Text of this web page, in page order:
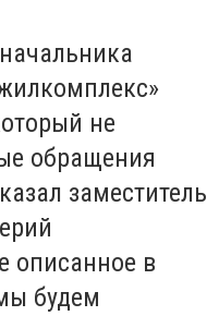
не
обращения
заместитель
описанное в
будем